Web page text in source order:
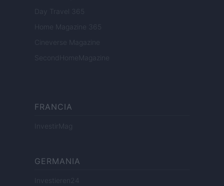
Day Travel 365
Home Magazine 365
Cineverse Magazine
SecondHomeMagazine
FRANCIA
InvestirMag
GERMANIA
Investieren24